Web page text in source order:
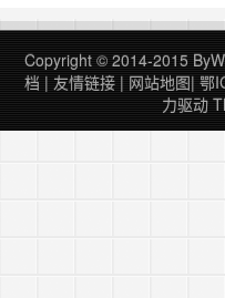
搜索引擎蜘
蛛爬行日
行，谷歌蜘
软件，它可
爬行的……
Copyright © 2014-2015
档 | 友情链接 | 网站地图| 鄂
力驱动